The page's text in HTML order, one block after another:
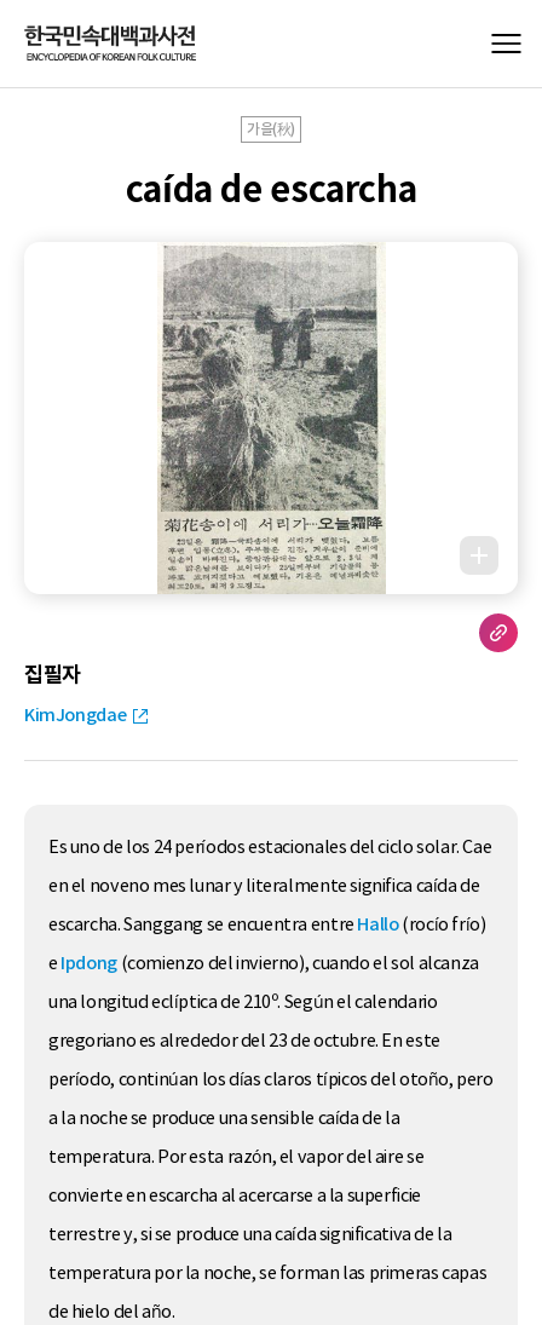
가을(秋)
caída de escarcha
집필자
KimJongdae
Es uno de los 24 períodos estacionales del ciclo solar. Cae
en el noveno mes lunar y literalmente significa caída de
escarcha. Sanggang se encuentra entre Hallo(rocío frío)
e Ipdong(comienzo del invierno), cuando el sol alcanza
una longitud eclíptica de 210º. Según el calendario
gregoriano es alrededor del 23 de octubre. En este
período, continúan los días claros típicos del otoño, pero
a la noche se produce una sensible caída de la
temperatura. Por esta razón, el vapor del aire se
convierte en escarcha al acercarse a la superficie
terrestre y, si se produce una caída significativa de la
temperatura por la noche, se forman las primeras capas
de hielo del año.